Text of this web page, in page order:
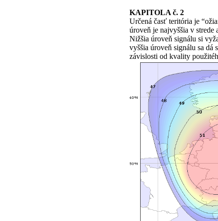
KAPITOLA č. 2
Určená časť teritória je
úroveň je najvyššia v strede
Nižšia úroveň signálu si
vyššia úroveň signálu sa dá
závislosti od kvality